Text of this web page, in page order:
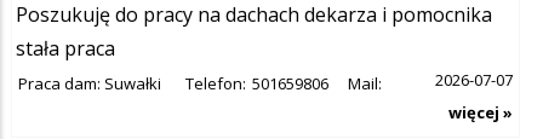
Poszukuję do pracy na dachach dekarza i pomocnika
stała praca
Praca dam: Suwałki Telefon: 501659806 Mail:
2026-07-07
więcej »